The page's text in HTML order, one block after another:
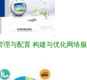
理与配置 构建与优化网络服